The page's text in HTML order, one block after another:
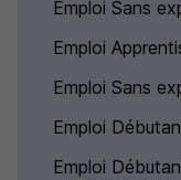
Emploi Sans
Emploi
Emploi Sans
Emploi
Emploi